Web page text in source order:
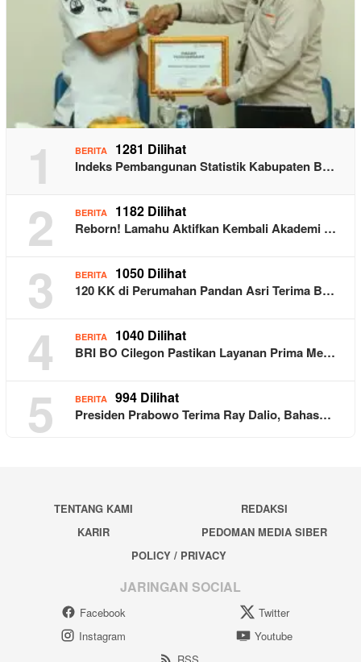
1 BERITA 1281 Dilihat
Indeks Pembangunan Statistik Kabupaten B…
2 BERITA 1182 Dilihat
Reborn! Lamahu Aktifkan Kembali Akademi …
3 BERITA 1050 Dilihat
120 KK di Perumahan Pandan Asri Terima B…
4 BERITA 1040 Dilihat
BRI BO Cilegon Pastikan Layanan Prima Me…
5 BERITA 994 Dilihat
Presiden Prabowo Terima Ray Dalio, Bahas…
TENTANG KAMI
REDAKSI
KARIR
PEDOMAN MEDIA SIBER
POLICY / PRIVACY
JARINGAN SOCIAL
Facebook
Twitter
Instagram
Youtube